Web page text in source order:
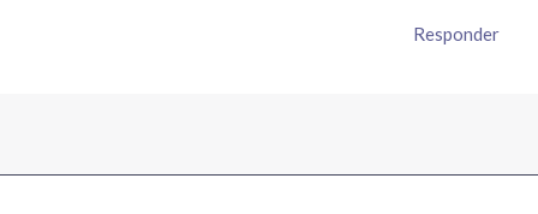
Responder